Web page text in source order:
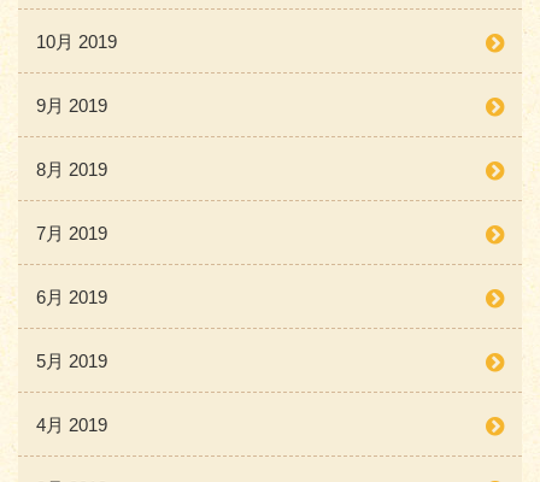
10月 2019
9月 2019
8月 2019
7月 2019
6月 2019
5月 2019
4月 2019